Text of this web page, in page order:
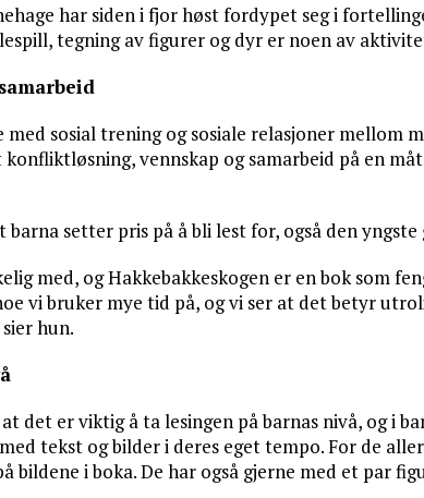
har siden i fjor høst fordypet seg i
tegning av figurer og dyr er noen av
med sosial trening og sosiale relasjoner mellom
vennskap og samarbeid på en
barna setter pris på å bli lest for, også den yngste
med, og Hakkebakkeskogen er en bok som
vi bruker mye tid på, og vi ser at det betyr
hun.
det er viktig å ta lesingen på barnas nivå, og i
tekst og bilder i deres eget tempo. For de
bildene i boka. De har også gjerne med et par